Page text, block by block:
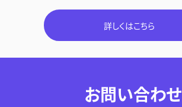
詳しくはこちら
お問い合わせ